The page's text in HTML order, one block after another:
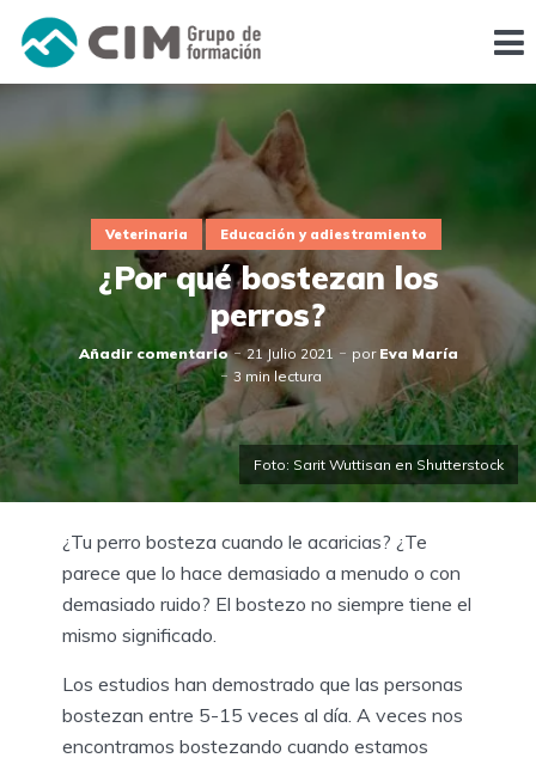
Foto: Sarit Wuttisan en Shutterstock
Veterinaria Educación y adiestramiento
¿Por qué bostezan los
perros?
Añadir comentario 21 Julio 2021 por Eva María
3 min lectura
¿Tu perro bosteza cuando le acaricias? ¿Te
parece que lo hace demasiado a menudo o con
demasiado ruido? El bostezo no siempre tiene el
mismo significado.
Los estudios han demostrado que las personas
bostezan entre 5-15 veces al día. A veces nos
encontramos bostezando cuando estamos